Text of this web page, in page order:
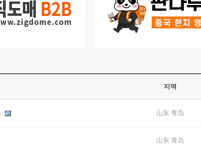
지역
山东 青岛
山东 青岛